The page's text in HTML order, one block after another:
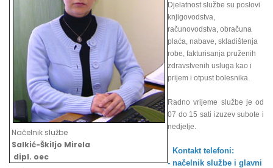
Načelnik službe
Salkić-Škiljo Mirela
dipl. oec
Djelatnost službe su poslovi
knjigovodstva,
računovodstva, obračuna
plaća, nabave, skladištenja
robe, fakturisanja pruženih
zdravstvenih usluga kao i
prijem i otpust bolesnika.
Radno vrijeme službe je od
07 do 15 sati izuzev subote i
nedjelje.
Kontakt telefoni:
- načelnik službe i glavni